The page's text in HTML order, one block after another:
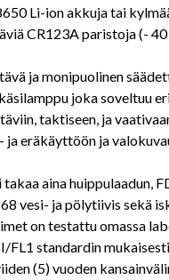
Li-ion akkuja tai
CR123A paristoja (- 40
ja monipuolinen
joka soveltuu
taktiseen, ja
eräkäyttöön ja
aina huippulaadun,
vesi- ja pölytiivis sekä
on testattu omassa
FL1 standardin
(5) vuoden